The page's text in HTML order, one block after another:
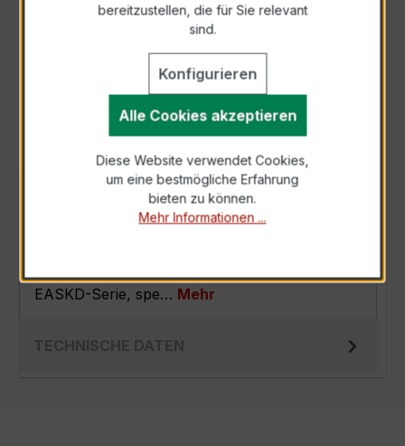
Anfrage telefonisch
Als PDF exportieren
Der EASKD 31.8 3x500/5A 2,5VA Kl.0,2 ist ein
Verrechnungsstromwandler der bewährten
EASKD-Serie, spe… Mehr
TECHNISCHE DATEN
bereitzustellen, die für Sie relevant
sind.
Konfigurieren
Alle Cookies akzeptieren
Diese Website verwendet Cookies,
um eine bestmögliche Erfahrung
bieten zu können.
Mehr Informationen ...